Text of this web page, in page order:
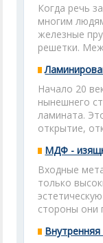
Когда речь
многим
железные
решетки.
Начало 20
нынешнего
ламината.
открытие,
МДФ -
Входные
только
стороны они